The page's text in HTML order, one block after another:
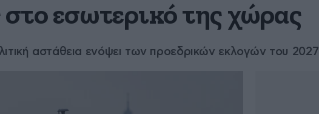
στο εσωτερικό της χώρας
αστάθεια ενόψει των προεδρικών εκλογών του 2027